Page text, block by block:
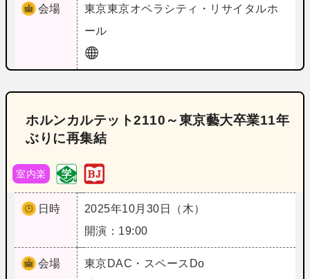
会場 東京東京オペラシティ・リサイタルホ
ール
ホルンカルテット2110～東京藝大卒業11年
ぶりに再集結
室内楽
日時
2025年10月30日（木）
開演：19:00
会場 東京DAC・スペースDo